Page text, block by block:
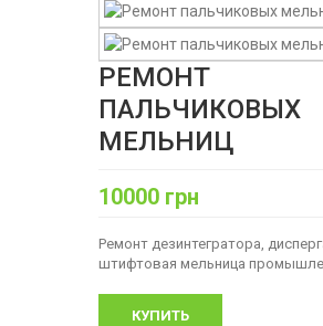
РЕМОНТ
ПАЛЬЧИКОВЫХ
МЕЛЬНИЦ
10000 грн
Ремонт дезинтегратора,
штифтовая мельница
КУПИТЬ